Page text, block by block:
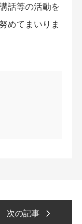
話等の活動を
めてまいりま
次の記事